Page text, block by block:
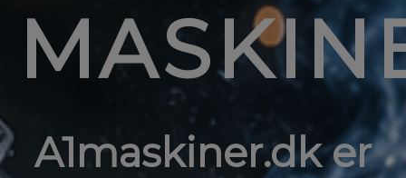
A1maskiner.dk er